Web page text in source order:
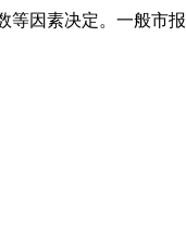
因素决定。一般市